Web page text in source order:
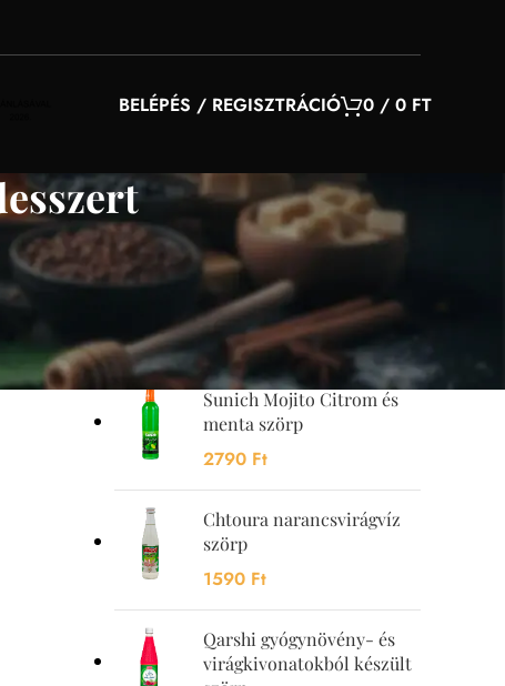
BELÉPÉS / REGISZTRÁCIÓ 0 / 0 FT
YOU MAY ALSO LIKE…
Sunquick mangó szörp
700 ml
4200Ft
Sunich Mojito Citrom és
menta szörp
2790 Ft
Chtoura narancsvirágvíz
szörp
1590 Ft
Qarshi gyógynövény- és
virágkivonatokból készült